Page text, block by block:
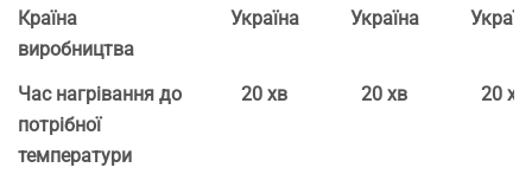
Країна
виробництва
Україна Україна
Час нагрівання до
потрібної
температури
20 хв 20 хв 20 хв